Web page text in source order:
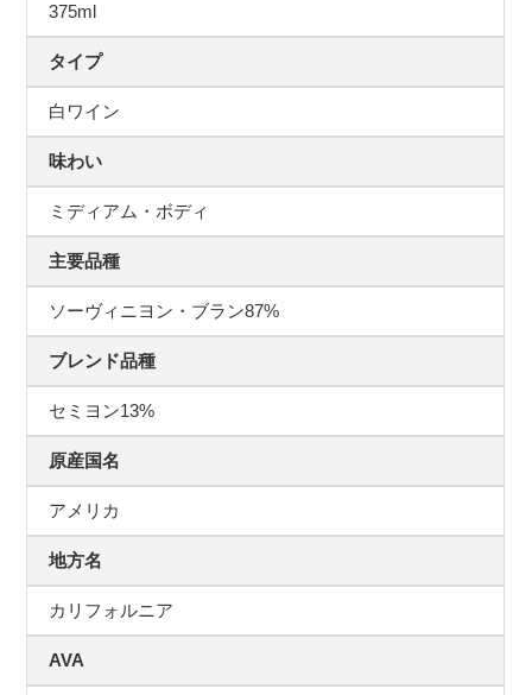
375ml
タイプ
白ワイン
味わい
ミディアム・ボディ
主要品種
ソーヴィニヨン・ブラン87%
ブレンド品種
セミヨン13%
原産国名
アメリカ
地方名
カリフォルニア
AVA